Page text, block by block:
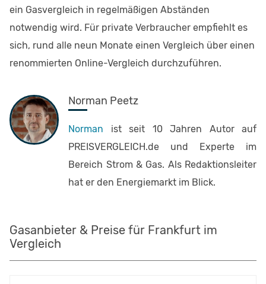
ein Gasvergleich in regelmäßigen Abständen
notwendig wird. Für private Verbraucher empfiehlt es
sich, rund alle neun Monate einen Vergleich über einen
renommierten Online-Vergleich durchzuführen.
Norman Peetz
Norman ist seit 10 Jahren Autor auf
PREISVERGLEICH.de und Experte im
Bereich Strom & Gas. Als Redaktionsleiter
hat er den Energiemarkt im Blick.
Gasanbieter & Preise für Frankfurt im
Vergleich